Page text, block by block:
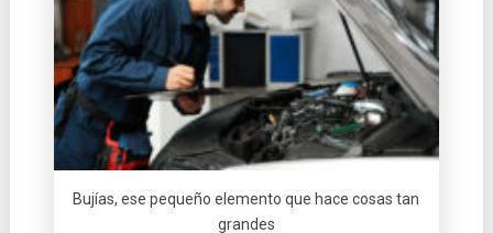
Bujías, ese pequeño elemento que hace cosas tan
grandes